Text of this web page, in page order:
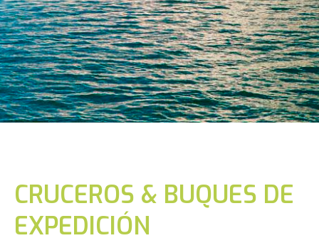
CRUCEROS & BUQUES DE
EXPEDICIÓN